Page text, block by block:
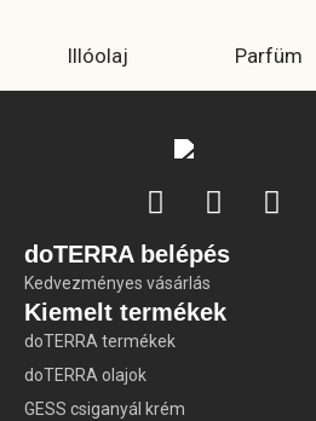
Illóolaj Parfüm
doTERRA belépés
Kedvezményes vásárlás
Kiemelt termékek
doTERRA termékek
doTERRA olajok
GESS csiganyál krém